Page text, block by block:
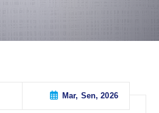
Mar, Sen, 2026